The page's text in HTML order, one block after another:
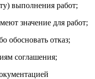
выполнения работ;
значение для работ;
обосновать отказ;
соглашения;